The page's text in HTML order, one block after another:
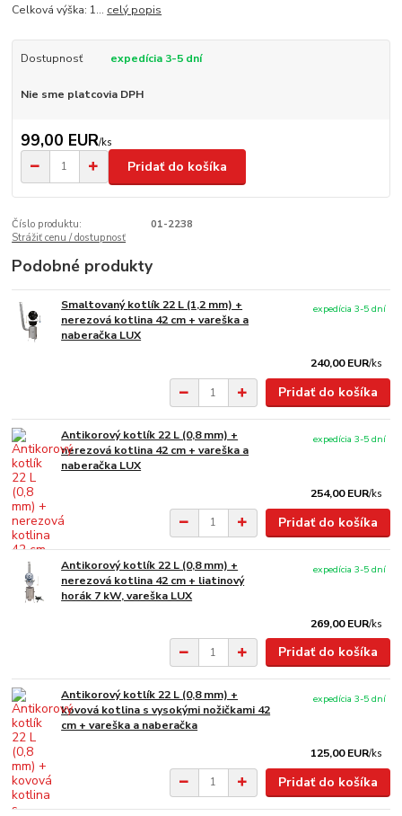
Celková výška: 1... celý popis
Dostupnosť expedícia 3-5 dní
Nie sme platcovia DPH
99,00 EUR/ks
Pridať do košíka
Číslo produktu:
01-2238
Strážiť cenu / dostupnosť
Podobné produkty
Smaltovaný kotlík 22 L (1,2 mm) +
nerezová kotlina 42 cm + vareška a
naberačka LUX
240,00 EUR/ks
expedícia 3-5 dní
Pridať do košíka
Antikorový kotlík 22 L (0,8 mm) +
nerezová kotlina 42 cm + vareška a
naberačka LUX
254,00 EUR/ks
expedícia 3-5 dní
Pridať do košíka
Antikorový kotlík 22 L (0,8 mm) +
nerezová kotlina 42 cm + liatinový
horák 7 kW, vareška LUX
269,00 EUR/ks
expedícia 3-5 dní
Pridať do košíka
Antikorový kotlík 22 L (0,8 mm) +
kovová kotlina s vysokými nožičkami 42
cm + vareška a naberačka
125,00 EUR/ks
expedícia 3-5 dní
Pridať do košíka